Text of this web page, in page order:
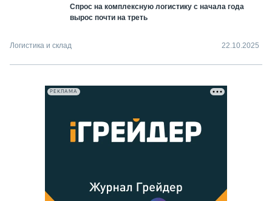
Спрос на комплексную логистику с начала года
вырос почти на треть
Логистика и склад 22.10.2025
РЕКЛАМА